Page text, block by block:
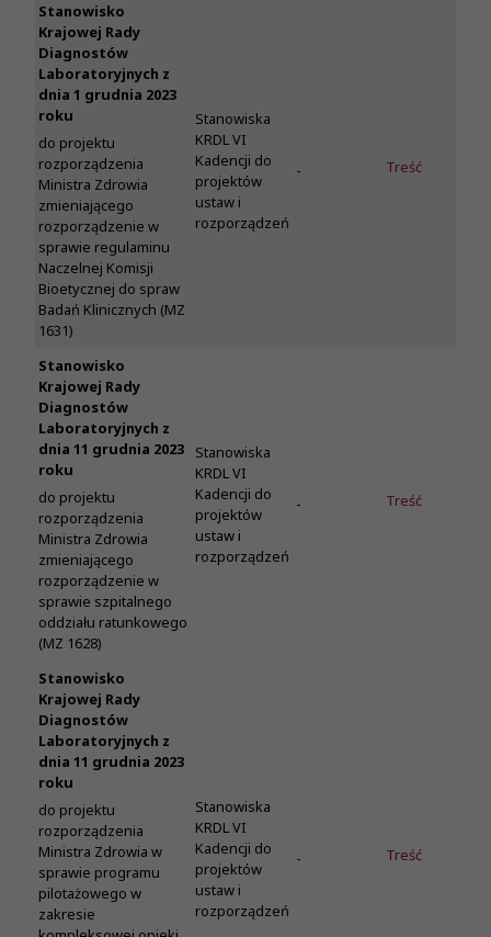
Stanowisko
Krajowej Rady
Diagnostów
Laboratoryjnych z
dnia 1 grudnia 2023
roku
do projektu
rozporządzenia
Ministra Zdrowia
zmieniającego
rozporządzenie w
sprawie regulaminu
Naczelnej Komisji
Bioetycznej do spraw
Badań Klinicznych (MZ
1631)
Stanowiska
KRDL VI
Kadencji do
projektów
ustaw i
rozporządzeń
- Treść
Stanowisko
Krajowej Rady
Diagnostów
Laboratoryjnych z
dnia 11 grudnia 2023
roku
do projektu
rozporządzenia
Ministra Zdrowia
zmieniającego
rozporządzenie w
sprawie szpitalnego
oddziału ratunkowego
(MZ 1628)
Stanowiska
KRDL VI
Kadencji do
projektów
ustaw i
rozporządzeń
- Treść
Stanowisko
Krajowej Rady
Diagnostów
Laboratoryjnych z
dnia 11 grudnia 2023
roku
do projektu
rozporządzenia
Ministra Zdrowia w
sprawie programu
pilotażowego w
zakresie
Stanowiska
KRDL VI
Kadencji do
projektów
ustaw i
rozporządzeń
- Treść